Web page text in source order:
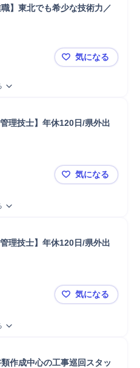
】東北でも希少な技術力／
名取市【土
気になる
理技士】年休120日/県外出
仙台市/転勤
気になる
理技士】年休120日/県外出
仙台市/転勤
気になる
作成中心の工事巡回スタッ